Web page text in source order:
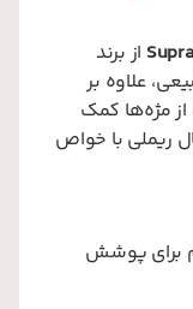
از برند
علاوه بر
مژه‌ها کمک
ریملی با خواص
برای پوشش